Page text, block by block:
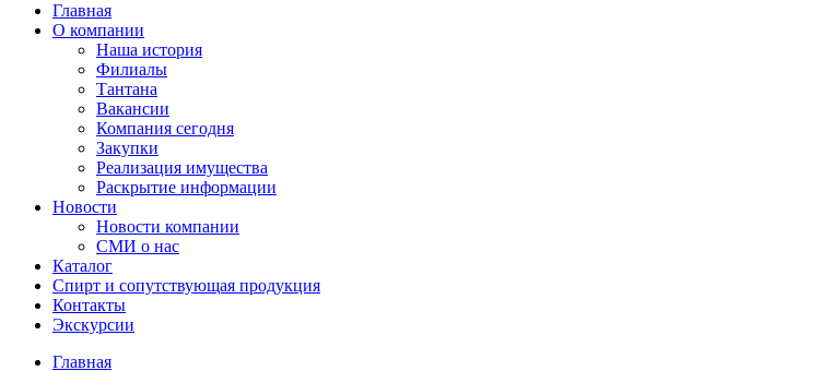
Главная
О компании
Наша история
Филиалы
Тантана
Вакансии
Компания сегодня
Закупки
Реализация имущества
Раскрытие информации
Новости
Новости компании
СМИ о нас
Каталог
Спирт и сопутствующая продукция
Контакты
Экскурсии
Главная